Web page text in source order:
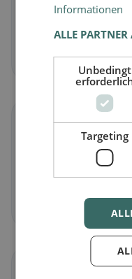
Veganin Feucht
Pflanzliche Gerichte
Jetzt entdecken →
🥕
Vegetarischin
Fleischlose Gerichte
Jetzt entdecken →
Informationen
ALLE
Unbedingt
Targeting